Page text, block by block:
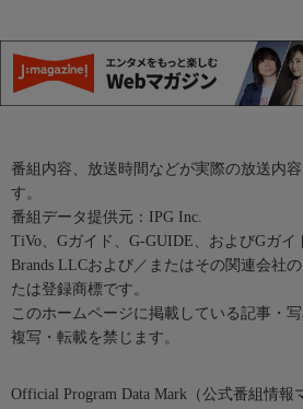
番組内容、放送時間などが実際の放送内
す。
番組データ提供元：IPG Inc.
TiVo、Gガイド、G-GUIDE、およびGガイ
Brands LLCおよび／またはその関連会社
たは登録商標です。
このホームページに掲載している記事・
複写・転載を禁じます。
Official Program Data Mark（公式番組情報